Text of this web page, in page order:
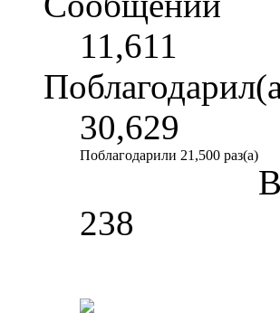
11,611
30,629
Поблагодарили 21,500 раз(а)
238